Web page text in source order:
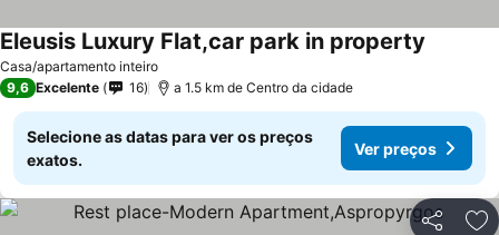
Casa/apartamento inteiro
Eleusis Luxury Flat,car park in property
9,6 Excelente 16 a 1.5 km de Centro da cidade
Selecione as datas para ver os preços
exatos.
Ver preços
Partilhar